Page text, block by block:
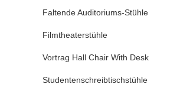
Faltende Auditoriums-Stühle
Filmtheaterstühle
Vortrag Hall Chair With Desk
Studentenschreibtischstühle